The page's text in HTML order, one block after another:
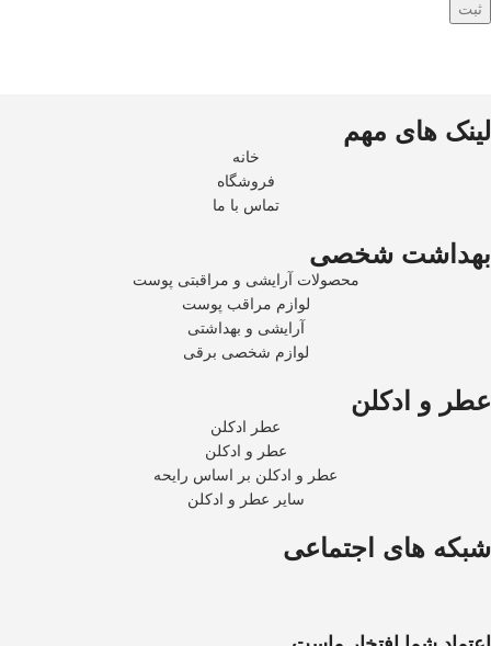
لینک های مهم
خانه
فروشگاه
تماس با ما
بهداشت شخصی
محصولات آرایشی و مراقبتی پوست
لوازم مراقب پوست
آرایشی و بهداشتی
لوازم شخصی برقی
عطر و ادکلن
عطر ادکلن
عطر و ادکلن
عطر و ادکلن بر اساس رایحه
سایر عطر و ادکلن
شبکه های اجتماعی